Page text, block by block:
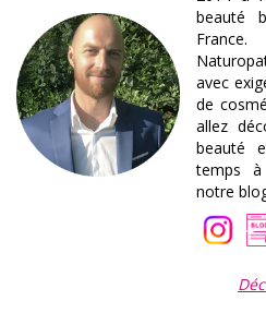
beauté
France.
avec
de
allez
beauté
temps
notre